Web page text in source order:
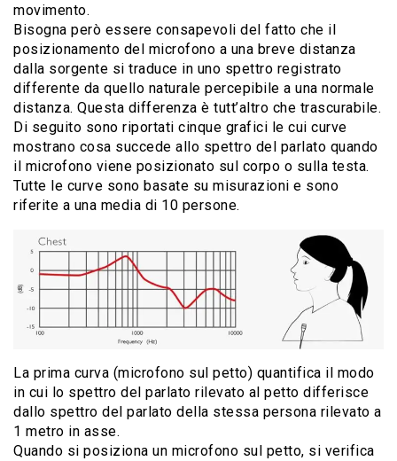
movimento.
Bisogna però essere consapevoli del fatto che il
posizionamento del microfono a una breve distanza
dalla sorgente si traduce in uno spettro registrato
differente da quello naturale percepibile a una normale
distanza. Questa differenza è tutt’altro che trascurabile.
Di seguito sono riportati cinque grafici le cui curve
mostrano cosa succede allo spettro del parlato quando
il microfono viene posizionato sul corpo o sulla testa.
Tutte le curve sono basate su misurazioni e sono
riferite a una media di 10 persone.
La prima curva (microfono sul petto) quantifica il modo
in cui lo spettro del parlato rilevato al petto differisce
dallo spettro del parlato della stessa persona rilevato a
1 metro in asse.
Quando si posiziona un microfono sul petto, si verifica